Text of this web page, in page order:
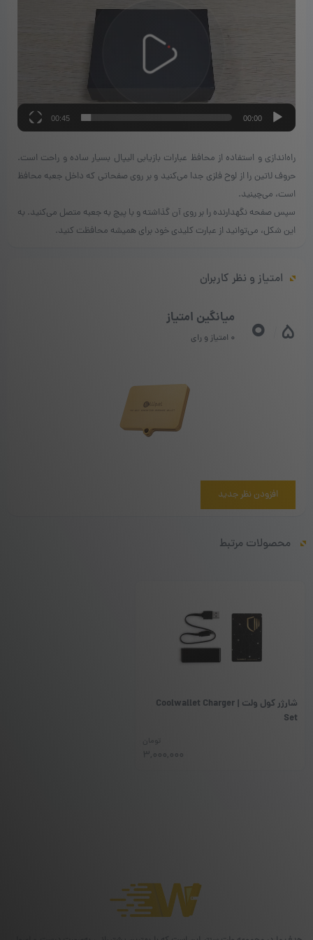
00:00
00:45
راه‌اندازی و استفاده از محافظ عبارات بازیابی الیپال بسیار ساده و راحت است.
حروف لاتین را از لوح فلزی جدا می‌کنید و بر روی صفحاتی که داخل جعبه محافظ
است، می‌چینید.
سپس صفحه نگهدارنده را بر روی آن‌ گذاشته و با پیچ به جعبه متصل می‌کنید. به
این شکل، می‌توانید از عبارت کلیدی خود برای همیشه محافظت کنید.
امتیاز و نظر کاربران
5
0 میانگین امتیاز
0 امتیاز و رای
افزودن نظر جدید
محصولات مرتبط
شارژر کول ولت | Coolwallet Charger
Set
3,000,000
تومان